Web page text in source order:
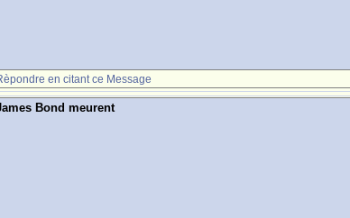
en citant ce Message
Bond meurent